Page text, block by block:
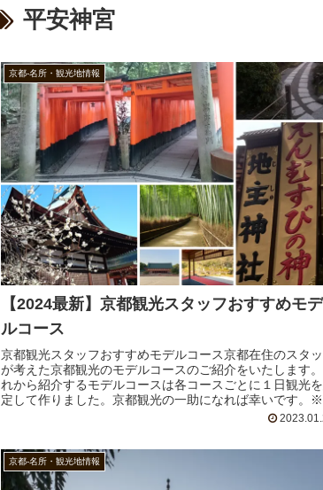
平安神宮
京都-名所・観光地情報
【2024最新】京都観光スタッフおすすめモデ
ルコース
京都観光スタッフおすすめモデルコース京都在住のスタ
が考えた京都観光のモデルコースのご紹介をいたします。
れから紹介するモデルコースは各コースごとに１日観光
定して作りました。京都観光の一助になれば幸いです。※
京都-名所・観光地情報